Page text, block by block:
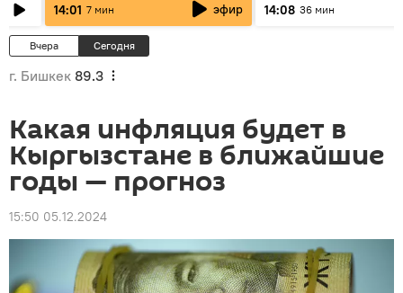
14:01 7 мин эфир
14:08 36 мин
Вчера Сегодня
г. Бишкек 89.3
Какая инфляция будет в
Кыргызстане в ближайшие
годы — прогноз
15:50 05.12.2024